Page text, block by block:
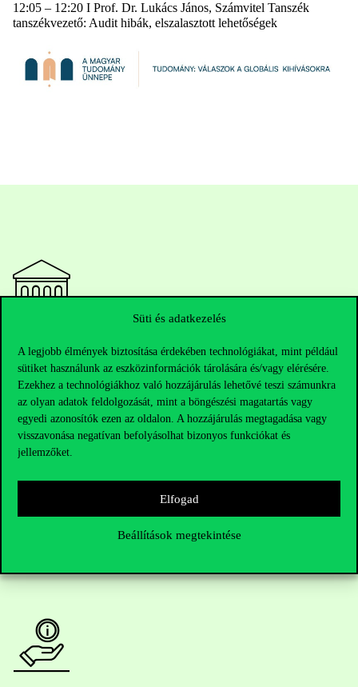
Süti és adatkezelés
A legjobb élmények biztosítása érdekében technológiákat, mint például
sütiket használunk az eszközinformációk tárolására és/vagy elérésére.
Ezekhez a technológiákhoz való hozzájárulás lehetővé teszi számunkra
az olyan adatok feldolgozását, mint a böngészési magatartás vagy
egyedi azonosítók ezen az oldalon. A hozzájárulás megtagadása vagy
visszavonása negatívan befolyásolhat bizonyos funkciókat és
jellemzőket.
Elfogad
Beállítások megtekintése
12:05 – 12:20 I Prof. Dr. Lukács János, Számvitel Tanszék
tanszékvezető: Audit hibák, elszalasztott lehetőségek
Telefonszám: +36 1 482 5000
Kérdésed van a felvételivel kapcsolatban?